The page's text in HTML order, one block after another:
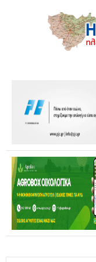
Θανάσης